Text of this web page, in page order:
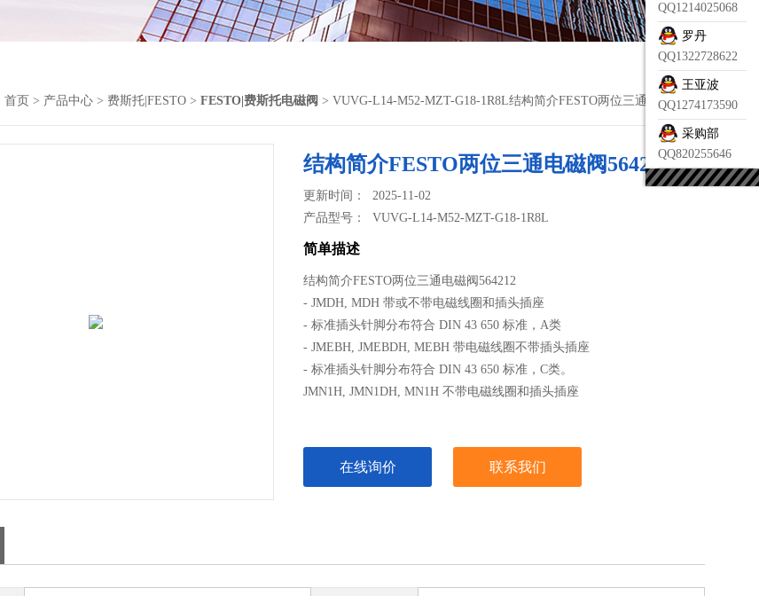
首页 > 产品中心 > 费斯托|FESTO > FESTO|费斯托电磁阀 > VUVG-L14-M52-MZT-G18-1R8L结构简介FESTO两位三通电磁阀564212
结构简介FESTO两位三通电磁阀564212
更新时间： 2025-11-02
产品型号：VUVG-L14-M52-MZT-G18-1R8L
简单描述
结构简介FESTO两位三通电磁阀564212
- JMDH, MDH 带或不带电磁线圈和插头插座
- 标准插头针脚分布符合 DIN 43 650 标准，A类
- JMEBH, JMEBDH, MEBH 带电磁线圈不带插头插座
- 标准插头针脚分布符合 DIN 43 650 标准，C类。
JMN1H, JMN1DH, MN1H 不带电磁线圈和插头插座
在线询价 联系我们
QQ1214025068
罗丹
QQ1322728622
王亚波
QQ1274173590
采购部
QQ820255646